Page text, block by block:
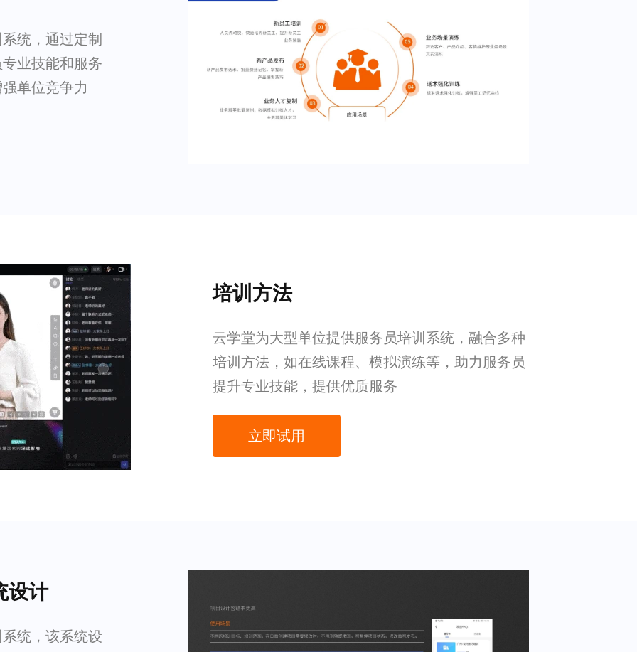
统，通过定制
业技能和服务
单位竞争力
培训方法
云学堂为大型单位提供服务员培训系统，融合多种
培训方法，如在线课程、模拟演练等，助力服务员
提升专业技能，提供优质服务
立即试用
设计
统，该系统设